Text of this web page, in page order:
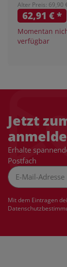
Alter Preis: 69,90
62,91 €*
Momentan
verfügbar
Jetzt
Erhalte
Postfach
Mit dem Eintragen